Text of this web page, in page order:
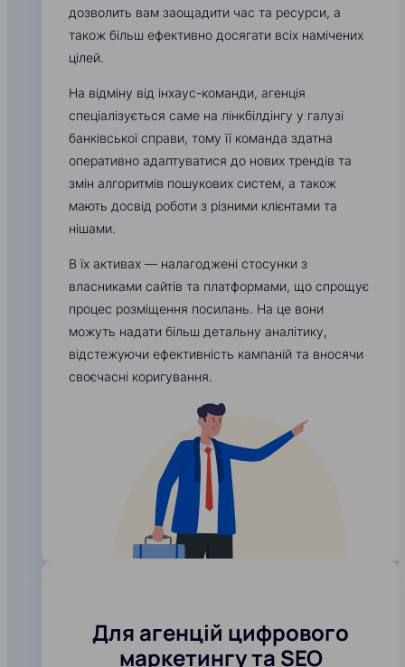
дозволить вам заощадити час та ресурси, а
також більш ефективно досягати всіх намічених
цілей.
На відміну від інхаус-команди, агенція
спеціалізується саме на лінкбілдінгу у галузі
банківської справи, тому її команда здатна
оперативно адаптуватися до нових трендів та
змін алгоритмів пошукових систем, а також
мають досвід роботи з різними клієнтами та
нішами.
В їх активах — налагоджені стосунки з
власниками сайтів та платформами, що спрощує
процес розміщення посилань. На це вони
можуть надати більш детальну аналітику,
відстежуючи ефективність кампаній та вносячи
своєчасні коригування.
Для агенцій цифрового
маркетингу та SEO